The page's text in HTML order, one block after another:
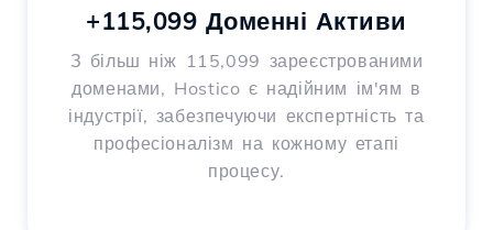
+115,099 Доменні Активи
З більш ніж 115,099 зареєстрованими
доменами, Hostico є надійним ім'ям в
індустрії, забезпечуючи експертність та
професіоналізм на кожному етапі
процесу.